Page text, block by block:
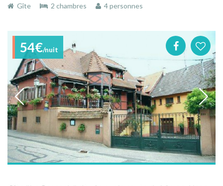
Gîte
2 chambres 4 personnes
54€/nuit